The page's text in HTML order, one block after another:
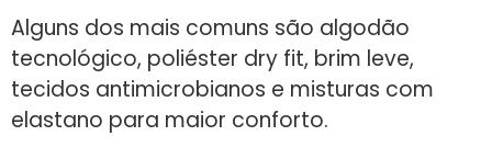
Alguns dos mais comuns são algodão
tecnológico, poliéster dry fit, brim leve,
tecidos antimicrobianos e misturas com
elastano para maior conforto.